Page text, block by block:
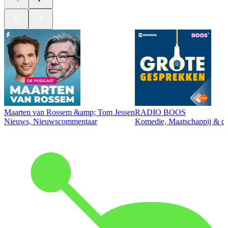
Maarten van Rossem &amp; Tom Jessen
Nieuws, Nieuwscommentaar
RADIO BOOS
Komedie, Maatschappij &